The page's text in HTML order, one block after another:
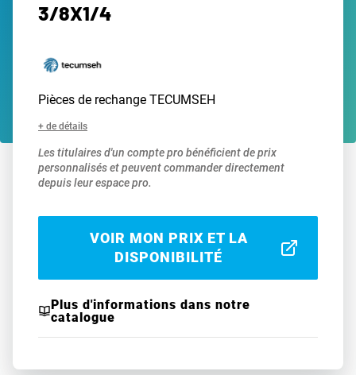
3/8X1/4
Pièces de rechange TECUMSEH
+ de détails
Les titulaires d'un compte pro bénéficient de prix
personnalisés et peuvent commander directement
depuis leur espace pro.
VOIR MON PRIX ET LA
DISPONIBILITÉ
Plus d'informations dans notre
catalogue